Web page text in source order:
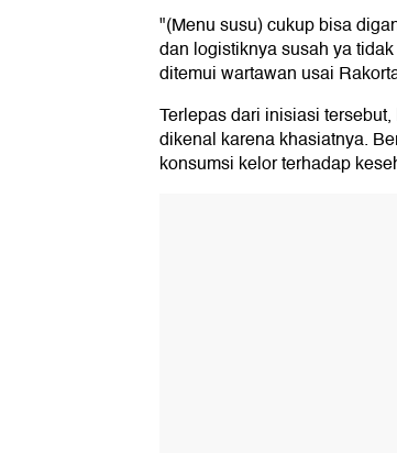
"(Menu susu) cukup bisa
dan logistiknya susah ya
ditemui wartawan usai
Terlepas dari inisiasi
dikenal karena khasiatnya.
konsumsi kelor terhadap